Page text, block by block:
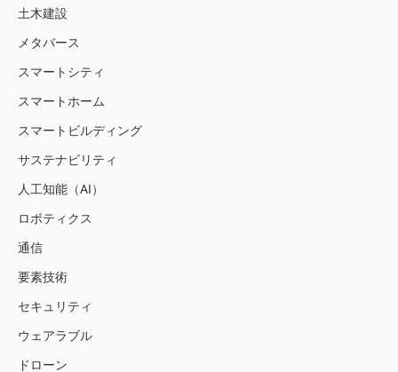
土木建設
メタバース
スマートシティ
スマートホーム
スマートビルディング
サステナビリティ
人工知能（AI）
ロボティクス
通信
要素技術
セキュリティ
ウェアラブル
ドローン